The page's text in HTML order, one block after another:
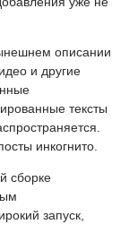
описании
и другие
тексты
инкогнито.
сборке
запуск,